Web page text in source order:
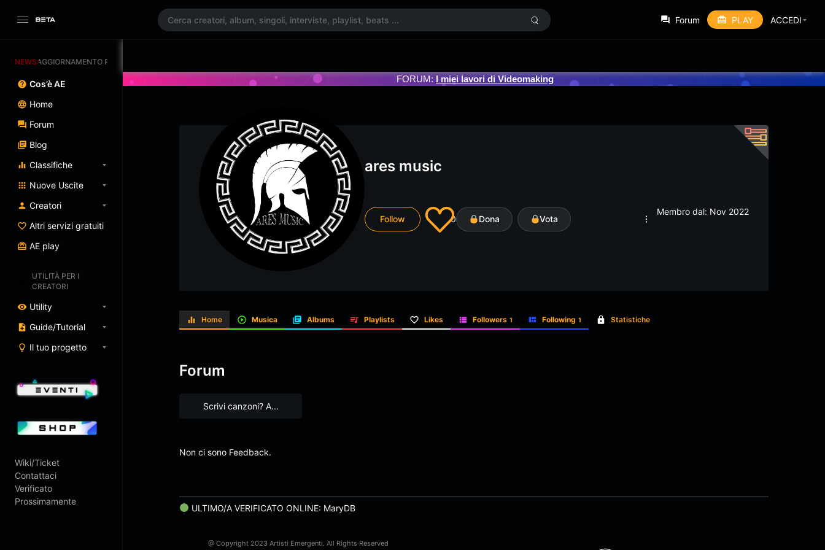
Forum PLAY ACCEDI
NEWS:AGGIORNAMENTO PROGRAMMATO 3/07/2025
Cos’è AE
Home
Forum
Blog
Classifiche
Nuove Uscite
Creatori
Altri servizi gratuiti
AE play
UTILITÀ PER I
CREATORI
Utility
Guide/Tutorial
Il tuo progetto
Wiki/Ticket
Contattaci
Verificato
Prossimamente
FORUM: I miei lavori di Videomaking
ares music
Follow 0 Dona Vota
Membro dal: Nov 2022
Home Musica Albums Playlists Likes Followers 1 Following 1 Statistiche
Forum
Scrivi canzoni? A...
Non ci sono Feedback.
ULTIMO/A VERIFICATO ONLINE: MaryDB
@ Copyright 2023 Artisti Emergenti. All Rights Reserved